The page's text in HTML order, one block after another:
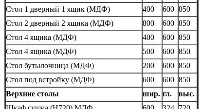
Стол 1 дверный 1 ящик (МДФ) 400 600 850
Стол 2 дверный 2 ящика (МДФ) 800 600 850
Стол 4 ящика (МДФ) 400 600 850
Стол 4 ящика (МДФ) 500 600 850
Стол бутылочница (МДФ) 200 600 850
Стол под встройку (МДФ) 600 600 850
Верхние столы
шир. гл.
выс.